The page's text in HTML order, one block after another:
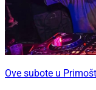
Ove subote u